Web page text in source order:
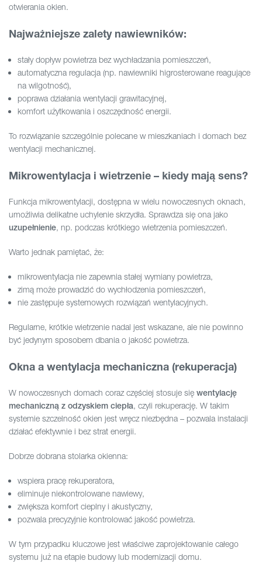
otwierania okien.
Najważniejsze zalety nawiewników:
stały dopływ powietrza bez wychładzania pomieszczeń,
automatyczna regulacja (np. nawiewniki higrosterowane reagujące
na wilgotność),
poprawa działania wentylacji grawitacyjnej,
komfort użytkowania i oszczędność energii.
To rozwiązanie szczególnie polecane w mieszkaniach i domach bez
wentylacji mechanicznej.
Mikrowentylacja i wietrzenie – kiedy mają sens?
Funkcja mikrowentylacji, dostępna w wielu nowoczesnych oknach,
umożliwia delikatne uchylenie skrzydła. Sprawdza się ona jako
uzupełnienie, np. podczas krótkiego wietrzenia pomieszczeń.
Warto jednak pamiętać, że:
mikrowentylacja nie zapewnia stałej wymiany powietrza,
zimą może prowadzić do wychłodzenia pomieszczeń,
nie zastępuje systemowych rozwiązań wentylacyjnych.
Regularne, krótkie wietrzenie nadal jest wskazane, ale nie powinno
być jedynym sposobem dbania o jakość powietrza.
Okna a wentylacja mechaniczna (rekuperacja)
W nowoczesnych domach coraz częściej stosuje się wentylację
mechaniczną z odzyskiem ciepła, czyli rekuperację. W takim
systemie szczelność okien jest wręcz niezbędna – pozwala instalacji
działać efektywnie i bez strat energii.
Dobrze dobrana stolarka okienna:
wspiera pracę rekuperatora,
eliminuje niekontrolowane nawiewy,
zwiększa komfort cieplny i akustyczny,
pozwala precyzyjnie kontrolować jakość powietrza.
W tym przypadku kluczowe jest właściwe zaprojektowanie całego
systemu już na etapie budowy lub modernizacji domu.